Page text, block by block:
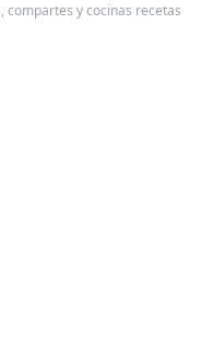
compartes y cocinas recetas